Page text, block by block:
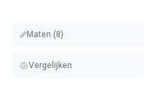
Maten (8)
Vergelijken